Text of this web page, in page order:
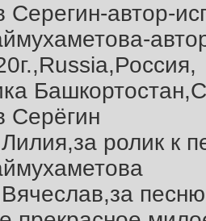
Серегин-автор-
Серёгин
ролик к